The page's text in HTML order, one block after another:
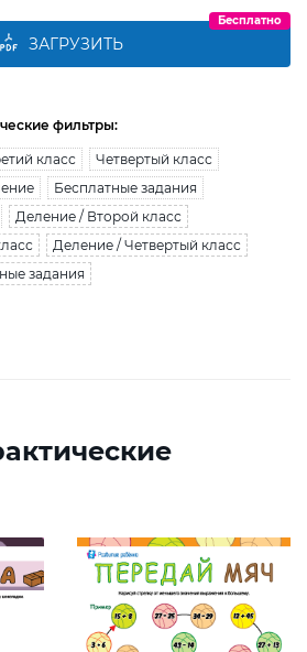
ЗАГРУЗИТЬ
Бесплатно
фильтры:
класс
Четвертый класс
Бесплатные задания
Деление / Второй класс
Деление / Четвертый класс
задания